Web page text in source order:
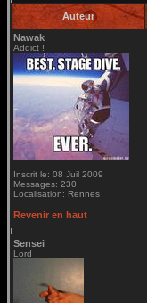
Auteur
Nawak
Addict !
Inscrit le: 08 Juil 2009
Messages: 230
Localisation: Rennes
Revenir en haut
Sensei
Lord